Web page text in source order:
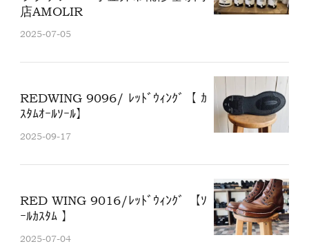
店AMOLIR
2025-07-05
REDWING 9096/ ﾚｯﾄﾞｳｨﾝｸﾞ【 ｶ
ｽﾀﾑｵｰﾙｿｰﾙ】
2025-09-17
RED WING 9016/ﾚｯﾄﾞｳｨﾝｸﾞ 【ｿ
ｰﾙｶｽﾀﾑ 】
2025-07-04